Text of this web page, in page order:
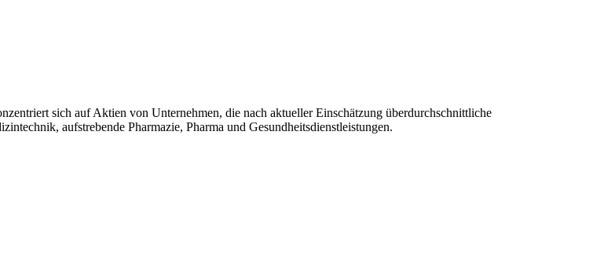
sich auf Aktien von Unternehmen, die nach aktueller Einschätzung überdurchschnittliche
aufstrebende Pharmazie, Pharma und Gesundheitsdienstleistungen.